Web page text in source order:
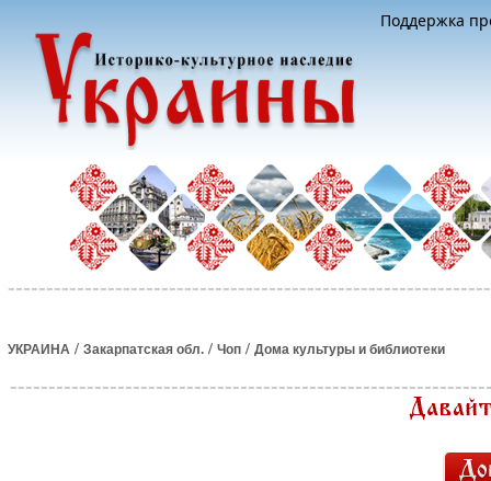
Поддержка
УКРАИНА / Закарпатская обл. / Чоп / Дома культуры и библиотеки